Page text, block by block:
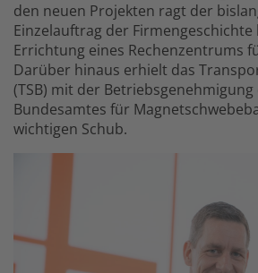
den neuen Projekten ragt der
Einzelauftrag der Firmengeschichte
Errichtung eines Rechenzentrums
Darüber hinaus erhielt das
(TSB) mit der Betriebsgenehmigung
Bundesamtes für
wichtigen Schub.